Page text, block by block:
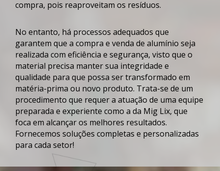
compra, pois reaproveitam os resíduos.
No entanto, há processos adequados que
garantem que acompra e venda de alumínio seja
realizada com eficiência e segurança, visto que o
material precisa manter sua integridade e
qualidade para que possa ser transformado em
matéria-prima ou novo produto. Trata-se de um
procedimento que requer a atuação de uma equipe
preparada e experiente como a da Mig Lix, que
foca em alcançar os melhores resultados.
Fornecemos soluções completas e personalizadas
para cada setor!